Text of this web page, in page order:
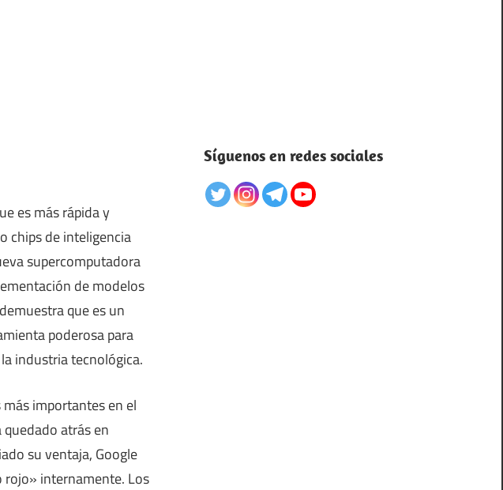
es más rápida y
chips de inteligencia
supercomputadora
de modelos
que es un
poderosa para
industria tecnológica.
importantes en el
atrás en
su ventaja, Google
rojo» internamente. Los
Síguenos en redes sociales